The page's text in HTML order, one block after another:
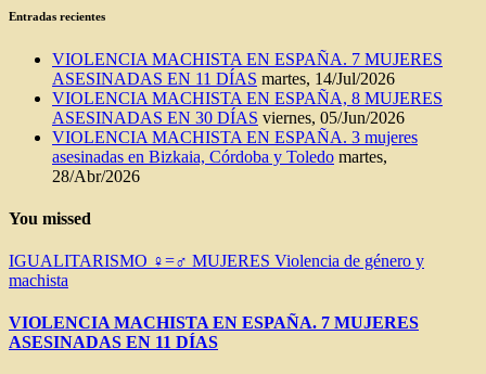
Entradas recientes
VIOLENCIA MACHISTA EN ESPAÑA. 7 MUJERES
ASESINADAS EN 11 DÍAS martes, 14/Jul/2026
VIOLENCIA MACHISTA EN ESPAÑA, 8 MUJERES
ASESINADAS EN 30 DÍAS viernes, 05/Jun/2026
VIOLENCIA MACHISTA EN ESPAÑA. 3 mujeres
asesinadas en Bizkaia, Córdoba y Toledo martes,
28/Abr/2026
You missed
IGUALITARISMO ♀=♂ MUJERES Violencia de género y
machista
VIOLENCIA MACHISTA EN ESPAÑA. 7 MUJERES
ASESINADAS EN 11 DÍAS